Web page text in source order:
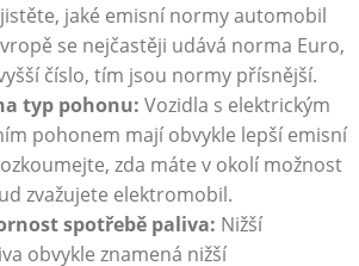
jaké emisní ‍normy⁢ automobil
se nejčastěji udává norma Euro,
číslo, tím jsou normy přísnější.
typ pohonu: Vozidla⁢ s elektrickým
pohonem mají obvykle⁣ lepší emisní
zda máte v okolí možnost
zvažujete elektromobil.
spotřebě paliva: ⁢Nižší
⁣obvykle znamená nižší⁢